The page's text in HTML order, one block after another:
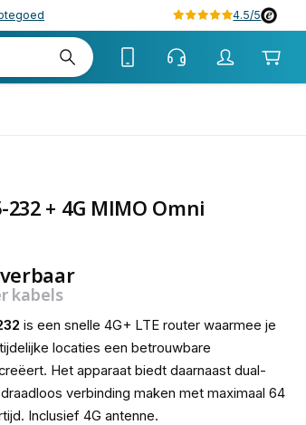
4.5/5
+ 4G MIMO Omni
kabels
is een snelle 4G+ LTE router waarmee je
locaties een betrouwbare
Het apparaat biedt daarnaast dual-
verbinding maken met maximaal 64
Inclusief 4G antenne.